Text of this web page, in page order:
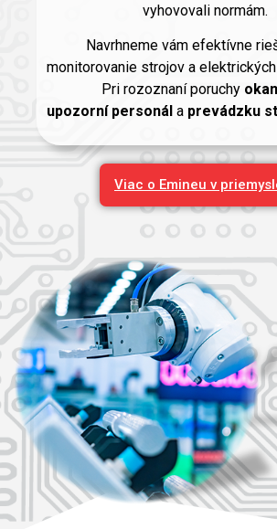
vyhovovali normám.
Navrhneme vám efektívne
monitorovanie strojov a
Pri rozoznaní poruchy
upozorní personál a prevádzku
Viac o Emineu v